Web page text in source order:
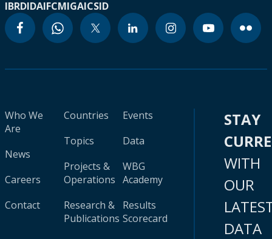
IBRDIDAIFCMIGAICSID
Who We
Are
News
Careers
Contact
Countries
Topics
Projects &
Operations
Research &
Publications
Events
Data
WBG
Academy
Results
Scorecard
STAY
WITH
OUR
DATA